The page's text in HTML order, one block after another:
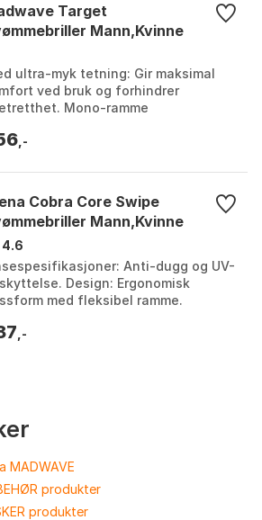
Target
Mann,Kvinne
ultra-myk tetning: Gir maksimal
ved bruk og forhindrer
Mono-ramme
UV 400 beskyttelse: ...
,-
Cobra Core Swipe
Mann,Kvinne
4.6
Anti-dugg og UV-
Design: Ergonomisk
med fleksibel ramme.
Farge: Svart/Grå....
,-
MADWAVE
produkter
produkter